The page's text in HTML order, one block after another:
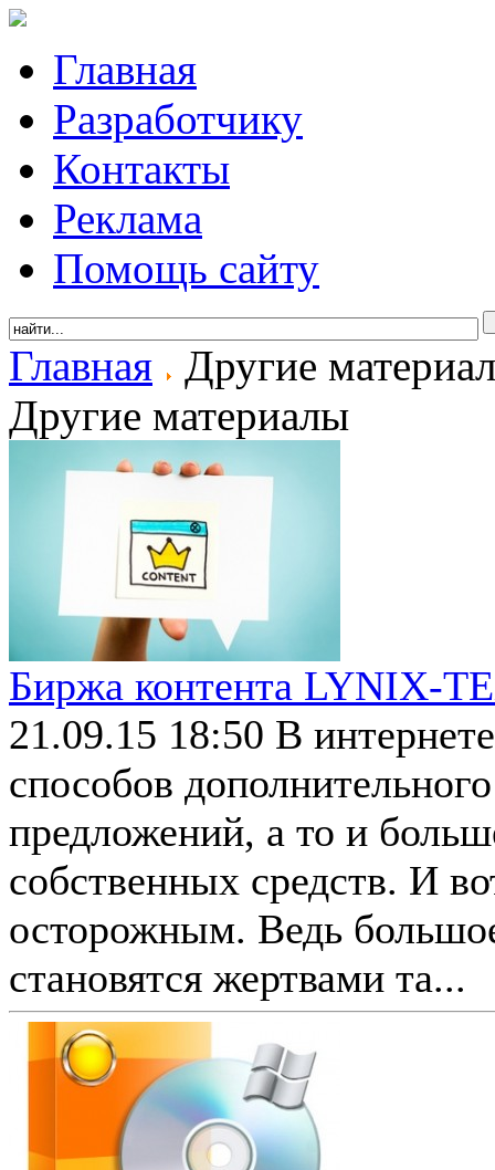
Главная
Разработчику
Контакты
Реклама
Помощь сайту
Главная
Другие
Другие материалы
Биржа контента LYNIX-
21.09.15 18:50 В
способов
предложений, а то и
собственных средств. И
осторожным. Ведь
становятся жертвами та...